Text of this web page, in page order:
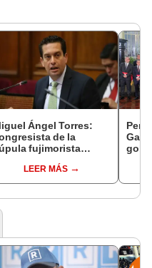
Ángel Torres:
de la
fujimorista
Senado
LEER MÁS